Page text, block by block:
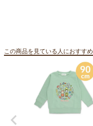
この商品を見ている人におすすめ